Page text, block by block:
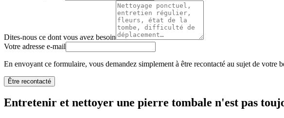
Dites-nous ce dont vous avez besoin
Votre adresse e-mail
En envoyant ce formulaire, vous demandez simplement à être recontacté au sujet de votre
Être recontacté
Entretenir et nettoyer une pierre tombale n'est pas